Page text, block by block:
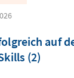
auf
(2)